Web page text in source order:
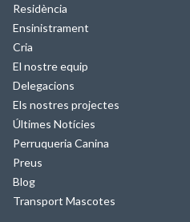
Residència
Ensinistrament
Cria
El nostre equip
Delegacions
Els nostres projectes
Últimes Notícies
Perruqueria Canina
Preus
Blog
Transport Mascotes